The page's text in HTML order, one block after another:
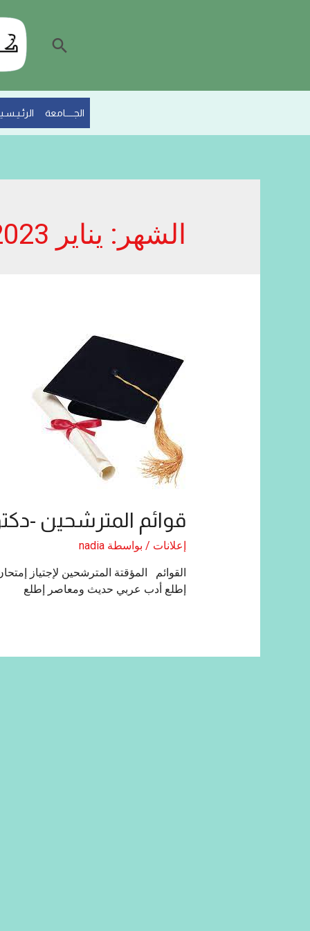
البحث
الجــــامعة
الشهر: يناير 2023
قوائم المترشحين -دكتوراه
إعلانات / بواسطة nadia
إطلع أدب عربي حديث ومعاصر إطلع